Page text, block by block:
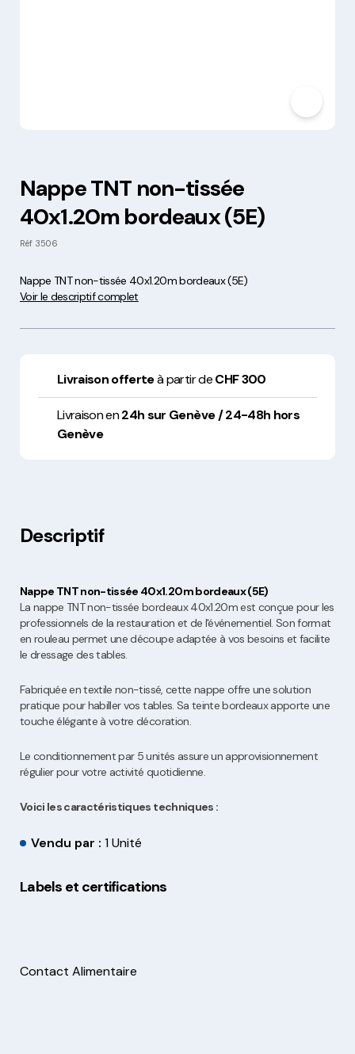
Nappe TNT non-tissée
40x1.20m bordeaux (5E)
Réf 3506
Nappe TNT non-tissée 40x1.20m bordeaux (5E)
Voir le descriptif complet
Livraison offerteà partir deCHF 300
Livraison en24h sur Genève / 24-48h hors
Genève
Descriptif
Nappe TNT non-tissée 40x1.20m bordeaux (5E)
La nappe TNT non-tissée bordeaux 40x1.20m est conçue pour les
professionnels de la restauration et de l'événementiel. Son format
en rouleau permet une découpe adaptée à vos besoins et facilite
le dressage des tables.
Fabriquée en textile non-tissé, cette nappe offre une solution
pratique pour habiller vos tables. Sa teinte bordeaux apporte une
touche élégante à votre décoration.
Le conditionnement par 5 unités assure un approvisionnement
régulier pour votre activité quotidienne.
Voici les caractéristiques techniques :
Vendu par : 1 Unité
Labels et certifications
Contact Alimentaire